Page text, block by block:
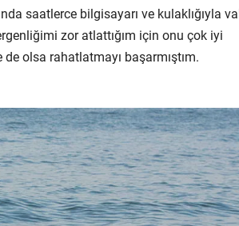
saatlerce bilgisayarı ve kulaklığıyla
zor atlattığım için onu çok iyi
olsa rahatlatmayı başarmıştım.